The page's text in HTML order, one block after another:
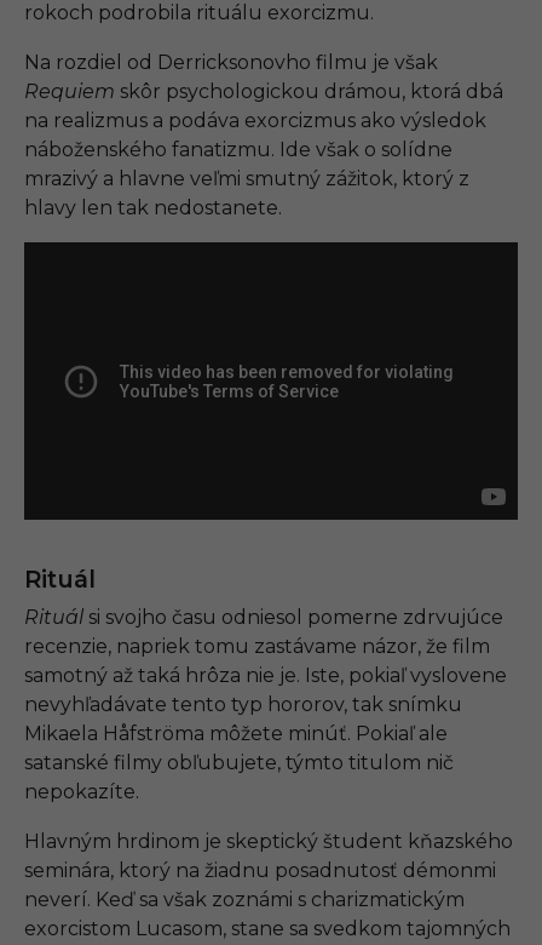
rokoch podrobila rituálu exorcizmu.
Na rozdiel od Derricksonovho filmu je však
Requiem skôr psychologickou drámou, ktorá dbá
na realizmus a podáva exorcizmus ako výsledok
náboženského fanatizmu. Ide však o solídne
mrazivý a hlavne veľmi smutný zážitok, ktorý z
hlavy len tak nedostanete.
Rituál
Rituál si svojho času odniesol pomerne zdrvujúce
recenzie, napriek tomu zastávame názor, že film
samotný až taká hrôza nie je. Iste, pokiaľ vyslovene
nevyhľadávate tento typ hororov, tak snímku
Mikaela Håfströma môžete minúť. Pokiaľ ale
satanské filmy obľubujete, týmto titulom nič
nepokazíte.
Hlavným hrdinom je skeptický študent kňazského
seminára, ktorý na žiadnu posadnutosť démonmi
neverí. Keď sa však zoznámi s charizmatickým
exorcistom Lucasom, stane sa svedkom tajomných